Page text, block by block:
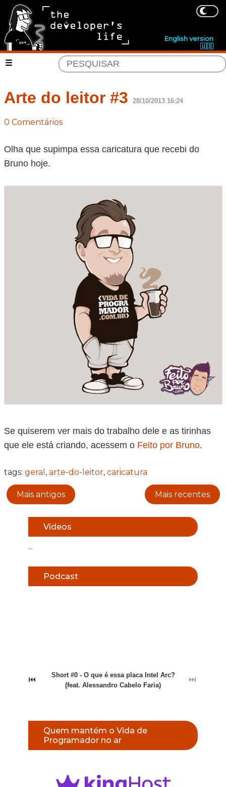
English version
🇺🇸
Arte do leitor #3 28/10/2013 16:24
0 Comentários
Olha que supimpa essa caricatura que recebi do
Bruno hoje.
Se quiserem ver mais do trabalho dele e as tirinhas
que ele está criando, acessem o Feito por Bruno.
tags: geral , arte-do-leitor, caricatura
Mais antigos Mais recentes
Vídeos
...
Podcast
⏮
Short #0 - O que é essa placa Intel Arc?
(feat. Alessandro Cabelo Faria)
⏭
Quem mantém o Vida de
Programador no ar